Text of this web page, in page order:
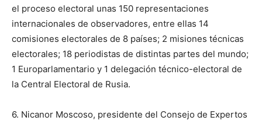
el proceso electoral unas 150 representaciones
internacionales de observadores, entre ellas 14
comisiones electorales de 8 países; 2 misiones técnicas
electorales; 18 periodistas de distintas partes del mundo;
1 Europarlamentario y 1 delegación técnico-electoral de
la Central Electoral de Rusia.
6. Nicanor Moscoso, presidente del Consejo de Expertos